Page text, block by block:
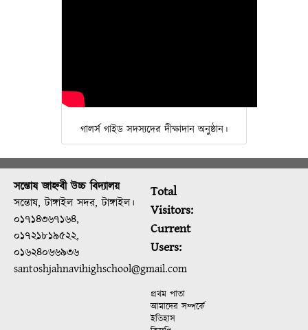
গালর্স গাইড সদস্যদের দীক্ষাদান অনুষ্ঠান।
সন্তোষ জাহ্নবী উচ্চ বিদ্যালয়
সন্তোষ, টাঙ্গাইল সদর, টাঙ্গাইল।
০১৭১৪৩৬৭১৬৪,
০১৭২১৮১৯৫২২,
০১৬২৪০৬৬৯৩৬
santoshjahnavihighschool@gmail.com
Total
Visitors:
Current
Users:
প্রথম পাতা
আমাদের সম্পর্কে
ইতিহাস